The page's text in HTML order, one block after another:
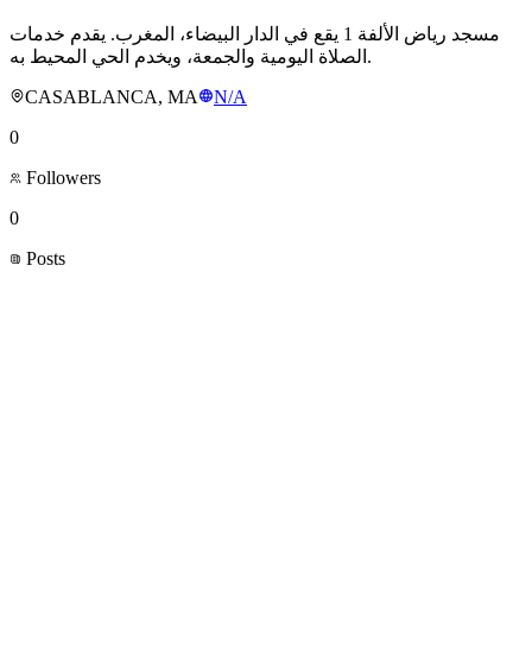
مسجد رياض الألفة 1 يقع في الدار البيضاء، المغرب. يقدم خدمات
الصلاة اليومية والجمعة، ويخدم الحي المحيط به.
CASABLANCA, MA
N/A
0
Followers
0
Posts